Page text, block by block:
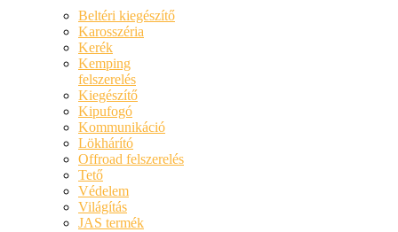
Beltéri kiegészítő
Karosszéria
Kerék
Kemping
felszerelés
Kiegészítő
Kipufogó
Kommunikáció
Lökhárító
Offroad felszerelés
Tető
Védelem
Világítás
JAS termék